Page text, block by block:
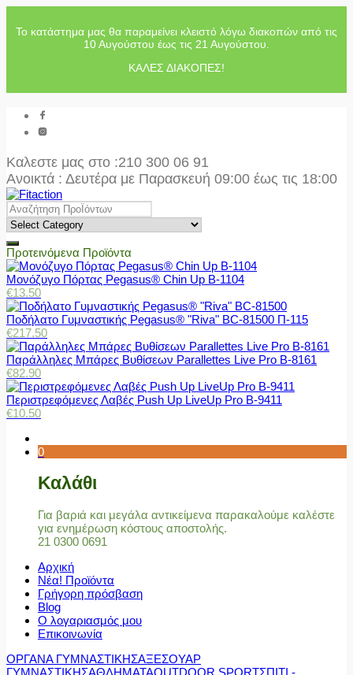
Το κατάστημα μας θα παραμείνει κλειστό λόγω διακοπών από τις
10 Αυγούστου έως τις 21 Αυγούστου.
ΚΑΛΕΣ ΔΙΑΚΟΠΕΣ!
Καλεστε μας στο :210 300 06 91
Ανοικτά : Δευτέρα με Παρασκευή 09:00 έως τις 18:00
Προτεινόμενα Προϊόντα
Μονόζυγο Πόρτας Pegasus® Chin Up Β-1104
€13.50
Ποδήλατο Γυμναστικής Pegasus® "Riva" BC-81500 Π-115
€217.50
Παράλληλες Μπάρες Βυθίσεων Parallettes Live Pro Β-8161
€82.90
Περιστρεφόμενες Λαβές Push Up LiveUp Pro Β-9411
€10.50
0
Καλάθι
Για βαριά και μεγάλα αντικείμενα παρακαλούμε καλέστε
για ενημέρωση κόστους αποστολής.
21 0300 0691
Αρχική
Νέα! Προϊόντα
Γρήγορη πρόσβαση
Blog
Ο λογαριασμός μου
Επικοινωνία
ΟΡΓΑΝΑ ΓΥΜΝΑΣΤΙΚΗΣΑΞΕΣΟΥΑΡ